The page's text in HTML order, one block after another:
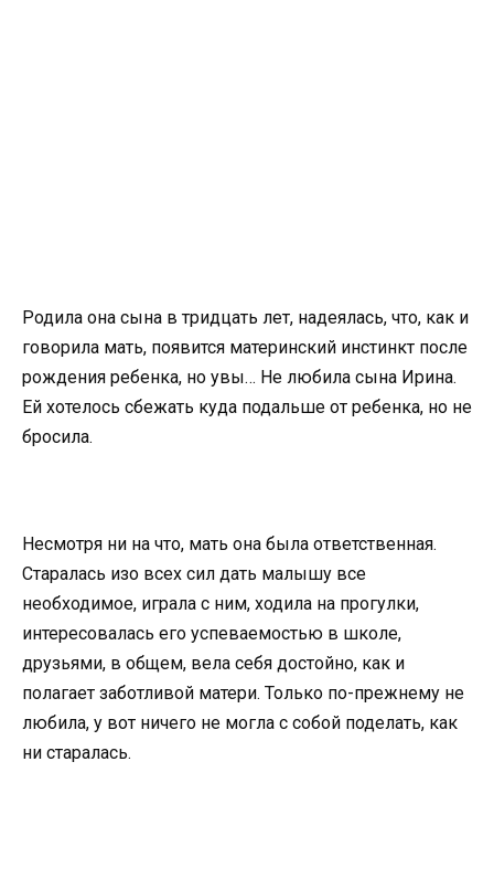
Родила она сына в тридцать лет, надеялась, что, как и
говорила мать, появится материнский инстинкт после
рождения ребенка, но увы… Не любила сына Ирина.
Ей хотелось сбежать куда подальше от ребенка, но не
бросила.
Несмотря ни на что, мать она была ответственная.
Старалась изо всех сил дать малышу все
необходимое, играла с ним, ходила на прогулки,
интересовалась его успеваемостью в школе,
друзьями, в общем, вела себя достойно, как и
полагает заботливой матери. Только по-прежнему не
любила, у вот ничего не могла с собой поделать, как
ни старалась.